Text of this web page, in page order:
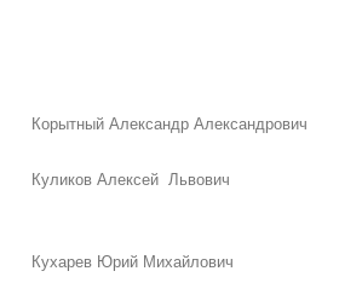
Корытный Александр Александрович
Куликов Алексей Львович
Кухарев Юрий Михайлович